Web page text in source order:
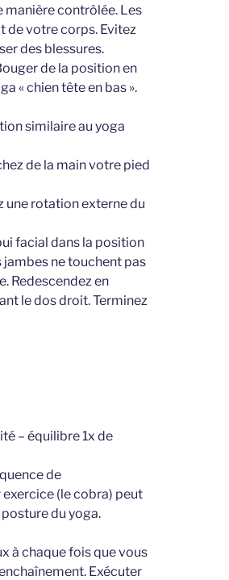
contrôlée. Les
de votre corps. Evitez
des blessures.
de la position en
« chien tête en bas ».
similaire au yoga
de la main votre pied
une rotation externe du
facial dans la position
jambes ne touchent pas
Redescendez en
le dos droit. Terminez
– équilibre 1x de
de
(le cobra) peut
du yoga.
à chaque fois que vous
Exécuter